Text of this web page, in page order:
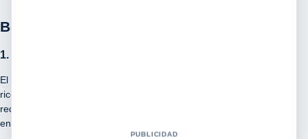
Beneficios para la Salud
1. Propiedades Antioxidantes
El camote silvestre con isoflavonas de soya de Shelo Nabel es
rico en antioxidantes que ayudan a combatir los radicales libres,
reduciendo el estrés oxidativo en el cuerpo y previniendo el
envejecimiento prematuro de la piel y los tejidos.
PUBLICIDAD